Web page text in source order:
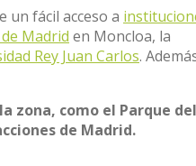
un fácil acceso a
Madrid en Moncloa, la
Rey Juan Carlos.
zona, como el Parque del
de Madrid.